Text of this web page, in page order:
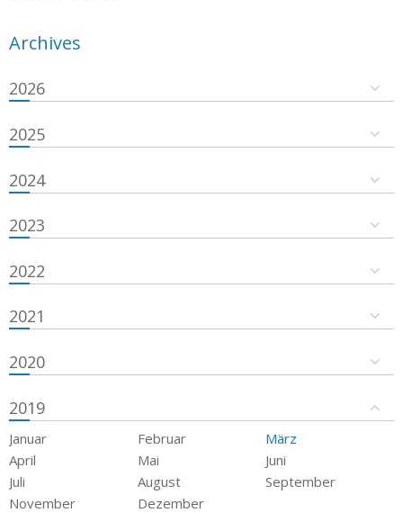
Archives
2026
2025
2024
2023
2022
2021
2020
2019
Januar Februar
März
April
Mai
Juni
Juli
August
September
November
Dezember